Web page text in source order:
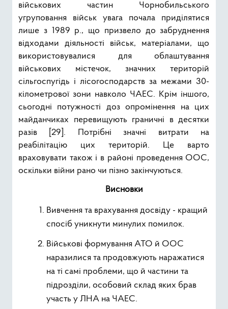
військових частин Чорнобильського
угруповання військ увага почала приділятися
лише з 1989 р., що призвело до забруднення
відходами діяльності військ, матеріалами, що
використовувалися для облаштування
військових містечок, значних територій
сільгоспугідь і лісогосподарств за межами 30-
кілометрової зони навколо ЧАЕС. Крім іншого,
сьогодні потужності доз опромінення на цих
майданчиках перевищують граничні в десятки
разів [29]. Потрібні значні витрати на
реабілітацію цих територій. Це варто
враховувати також і в районі проведення ООС,
оскільки війни рано чи пізно закінчуються.
Висновки
Вивчення та врахування досвіду - кращий
спосіб уникнути минулих помилок.
Військові формування АТО й ООС
наразилися та продовжують наражатися
на ті самі проблеми, що й частини та
підрозділи, особовий склад яких брав
участь у ЛНА на ЧАЕС.